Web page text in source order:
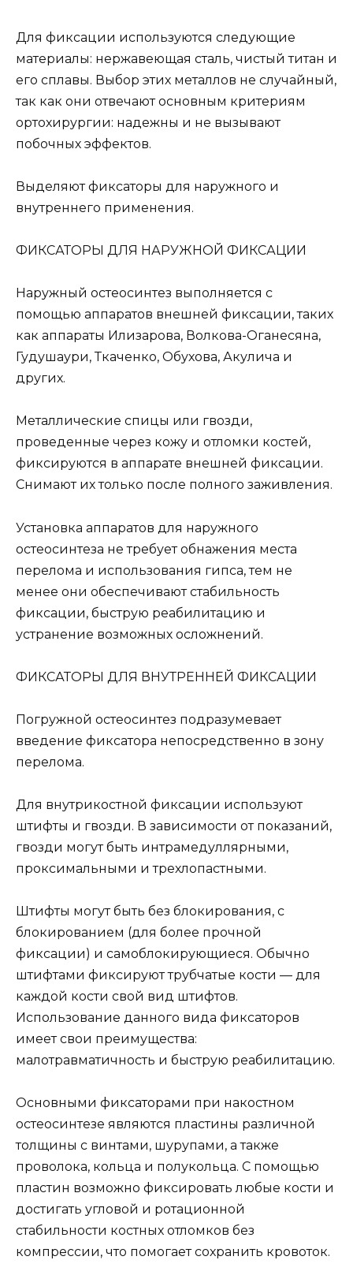
Для фиксации используются следующие
материалы: нержавеющая сталь, чистый титан и
его сплавы. Выбор этих металлов не случайный,
так как они отвечают основным критериям
ортохирургии: надежны и не вызывают
побочных эффектов.
Выделяют фиксаторы для наружного и
внутреннего применения.
ФИКСАТОРЫ ДЛЯ НАРУЖНОЙ ФИКСАЦИИ
Наружный остеосинтез выполняется с
помощью аппаратов внешней фиксации, таких
как аппараты Илизарова, Волкова-Оганесяна,
Гудушаури, Ткаченко, Обухова, Акулича и
других.
Металлические спицы или гвозди,
проведенные через кожу и отломки костей,
фиксируются в аппарате внешней фиксации.
Снимают их только после полного заживления.
Установка аппаратов для наружного
остеосинтеза не требует обнажения места
перелома и использования гипса, тем не
менее они обеспечивают стабильность
фиксации, быструю реабилитацию и
устранение возможных осложнений.
ФИКСАТОРЫ ДЛЯ ВНУТРЕННЕЙ ФИКСАЦИИ
Погружной остеосинтез подразумевает
введение фиксатора непосредственно в зону
перелома.
Для внутрикостной фиксации используют
штифты и гвозди. В зависимости от показаний,
гвозди могут быть интрамедуллярными,
проксимальными и трехлопастными.
Штифты могут быть без блокирования, с
блокированием (для более прочной
фиксации) и самоблокирующиеся. Обычно
штифтами фиксируют трубчатые кости — для
каждой кости свой вид штифтов.
Использование данного вида фиксаторов
имеет свои преимущества:
малотравматичность и быструю реабилитацию.
Основными фиксаторами при накостном
остеосинтезе являются пластины различной
толщины с винтами, шурупами, а также
проволока, кольца и полукольца. С помощью
пластин возможно фиксировать любые кости и
достигать угловой и ротационной
стабильности костных отломков без
компрессии, что помогает сохранить кровоток.